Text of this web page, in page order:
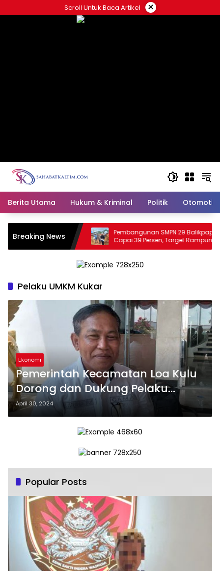
to
Scroll Untuk Baca Artikel ×
Berita Utama Hukum & Kriminal Politik Otomotif
Breaking News
Pendampingan
dan Puskesmas
Pembangunan SMPN 29 Balikpapan
Capai 39 Persen, Target Rampung
November 2026
Pelaku UMKM Kukar
Ekonomi
Pemerintah Kecamatan Loa Kulu
Dorong dan Dukung Pelaku
UMKM Agar Tetap Eksis
April 30, 2024
Popular Posts